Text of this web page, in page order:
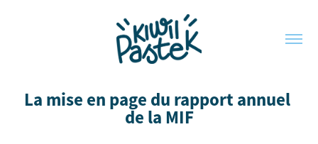
La mise en page du rapport annuel
de la MIF